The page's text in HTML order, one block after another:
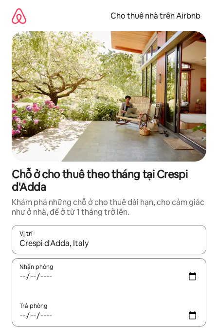
dung
Cho thuê nhà trên Airbnb
Chỗ ở cho thuê theo tháng tại Crespi
d'Adda
Khám phá những chỗ ở cho thuê dài hạn, cho cảm giác
như ở nhà, để ở từ 1 tháng trở lên.
Vị trí
Khi có kết quả, hãy điều hướng bằng phím mũi tên lên và
Nhận phòng
Trả phòng